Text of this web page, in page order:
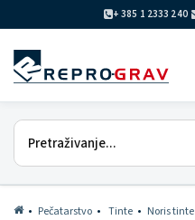
+ 385 1 2333 240
Pečatarstvo Tinte Noris tinte